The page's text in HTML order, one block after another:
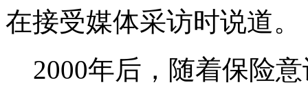
在接受媒体采访时说道。
2000年后，随着保险